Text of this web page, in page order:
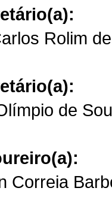
Rolim
de
Correia